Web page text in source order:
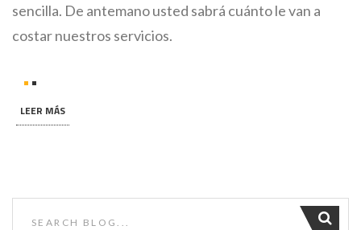
sencilla. De antemano usted sabrá cuánto le van a
costar nuestros servicios.
LEER MÁS